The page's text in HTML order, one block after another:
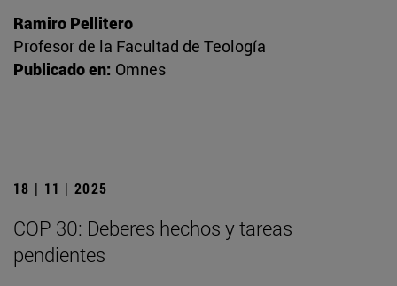
Ramiro Pellitero
Profesor de la Facultad de Teología
Publicado en: Omnes
18 | 11 | 2025
COP 30: Deberes hechos y tareas
pendientes